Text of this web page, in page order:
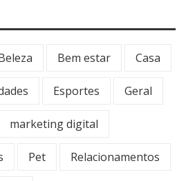
Bem estar Casa
Esportes Geral
marketing digital
Pet Relacionamentos